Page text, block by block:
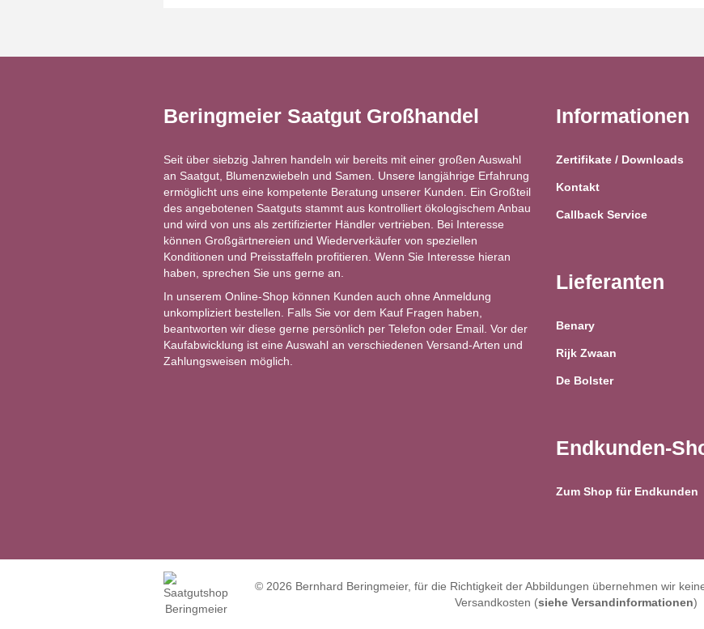
Beringmeier Saatgut Großhandel
Seit über siebzig Jahren handeln wir bereits mit einer großen Auswahl
an Saatgut, Blumenzwiebeln und Samen. Unsere langjährige Erfahrung
ermöglicht uns eine kompetente Beratung unserer Kunden. Ein Großteil
des angebotenen Saatguts stammt aus kontrolliert ökologischem Anbau
und wird von uns als zertifizierter Händler vertrieben. Bei Interesse
können Großgärtnereien und Wiederverkäufer von speziellen
Konditionen und Preisstaffeln profitieren. Wenn Sie Interesse hieran
haben, sprechen Sie uns gerne an.
In unserem Online-Shop können Kunden auch ohne Anmeldung
unkompliziert bestellen. Falls Sie vor dem Kauf Fragen haben,
beantworten wir diese gerne persönlich per Telefon oder Email. Vor der
Kaufabwicklung ist eine Auswahl an verschiedenen Versand-Arten und
Zahlungsweisen möglich.
Informationen
Zertifikate / Downloads
Kontakt
Callback Service
Lieferanten
Benary
Rijk Zwaan
De Bolster
Endkunden-
Zum Shop für Endkunden
© 2026 Bernhard Beringmeier, für die Richtigkeit der Abbildungen übernehmen wir
Versandkosten (siehe Versandinformationen)